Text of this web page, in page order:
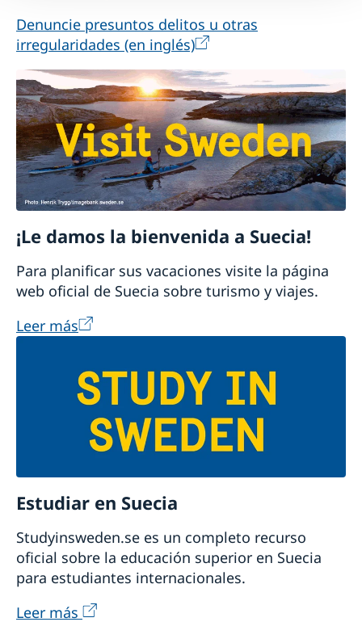
Denuncie presuntos delitos u otras
irregularidades (en inglés)
¡Le damos la bienvenida a Suecia!
Para planificar sus vacaciones visite la página
web oficial de Suecia sobre turismo y viajes.
Leer más
Estudiar en Suecia
Studyinsweden.se es un completo recurso
oficial sobre la educación superior en Suecia
para estudiantes internacionales.
Leer más